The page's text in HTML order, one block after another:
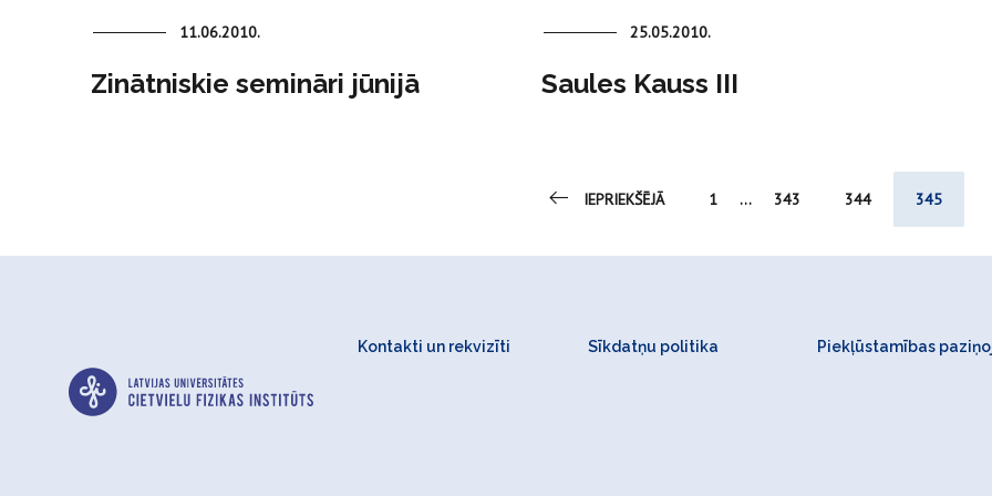
11.06.2010.
Zinātniskie semināri jūnijā
25.05.2010.
Saules Kauss III
IEPRIEKŠĒJĀ 1 ... 343 344 345
Kontakti un rekvizīti Sīkdatņu politika Piekļūstamības